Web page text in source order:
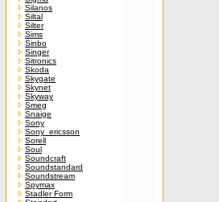
Silanos
Siltal
Silter
Sims
Sinbo
Singer
Sitronics
Skoda
Skygate
Skynet
Skyway
Smeg
Snaige
Sony
Sony_ericsson
Sorell
Soul
Soundcraft
Soundstandard
Soundstream
Spymax
Stadler Form